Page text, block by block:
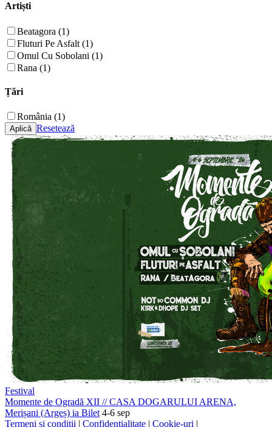
Artiști
Beatagora (1)
Fluturi Pe Asfalt (1)
Omul Cu Sobolani (1)
Rana (1)
Țări
România (1)
Resetează
Festival
Momente de Ogradă XII //CASA DOGARULUI ARENA,
Merișani (Argeș) ia Bilet 4-6 sep
Termeni și condiții | Confidențialitate | Cookie-uri |